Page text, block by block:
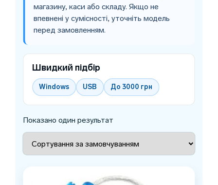
магазину, каси або складу. Якщо не
впевнені у сумісності, уточніть модель
перед замовленням.
Швидкий підбір
Windows USB До 3000 грн
Показано один результат